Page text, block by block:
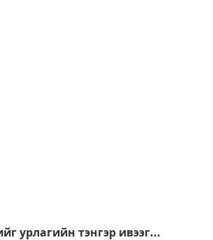
урлагийн тэнгэр ивээг…